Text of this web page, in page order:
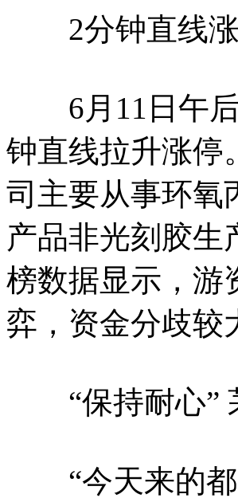
2分钟直线涨
6月11日午后
钟直线拉升涨停
司主要从事环氧
产品非光刻胶生
榜数据显示，游
弈，资金分歧较
“保持耐心”
“今天来的都